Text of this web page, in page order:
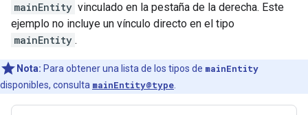
mainEntity vinculado en la pestaña de la derecha. Este
ejemplo no incluye un vínculo directo en el tipo
mainEntity .
Nota: Para obtener una lista de los tipos de mainEntity
disponibles, consulta mainEntity@type